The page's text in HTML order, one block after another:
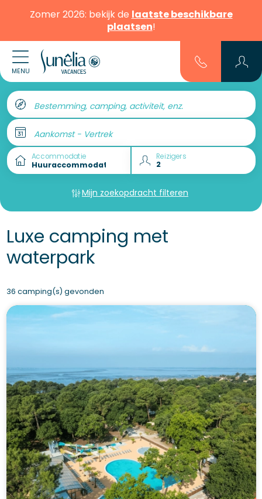
Zomer 2026: bekijk de laatste beschikbare
plaatsen!
MENU
Bestemming, camping, activiteit, enz.
Aankomst - Vertrek
Accommodatie Reizigers
Mijn zoekopdracht filteren
Luxe camping met
waterpark
36 camping(s) gevonden